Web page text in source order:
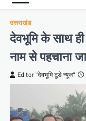
उत्तराखंड
देवभूमि के साथ ही
नाम से पहचाना
Editor "देवभूमि टूडे न्यूज"